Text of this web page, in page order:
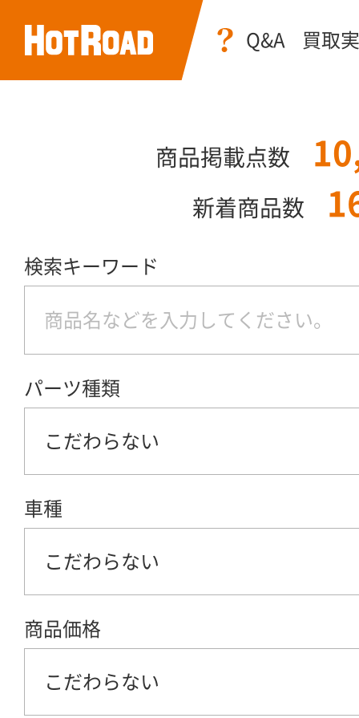
Q&A 買取
商品掲載点数
新着商品数
検索キーワード
パーツ種類
こだわらない
車種
こだわらない
商品価格
こだわらない